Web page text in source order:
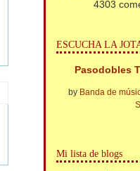
4303
ESCUCHA LA
Pasodobles
by Banda de
Mi lista de blogs